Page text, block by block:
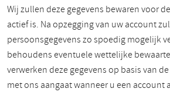
Wij zullen deze gegevens bewaren voor
actief is. Na opzegging van uw account
persoonsgegevens zo spoedig mogelijk
behoudens eventuele wettelijke
verwerken deze gegevens op basis van
met ons aangaat wanneer u een account